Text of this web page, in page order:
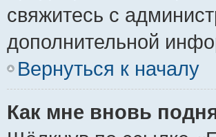
свяжитесь с
дополнительной
Вернуться к началу
Как мне вновь